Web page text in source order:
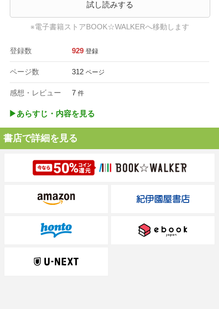
試し読みする
※電子書籍ストアBOOK☆WALKERへ移動します
登録数 929 登録
ページ数 312 ページ
感想・レビュー 7 件
▶︎あらすじ・内容を見る
書店で詳細を見る